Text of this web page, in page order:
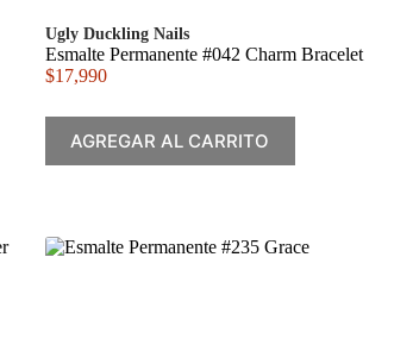
Ugly Duckling Nails
Esmalte Permanente #042 Charm Bracelet
$17,990
AGREGAR AL CARRITO